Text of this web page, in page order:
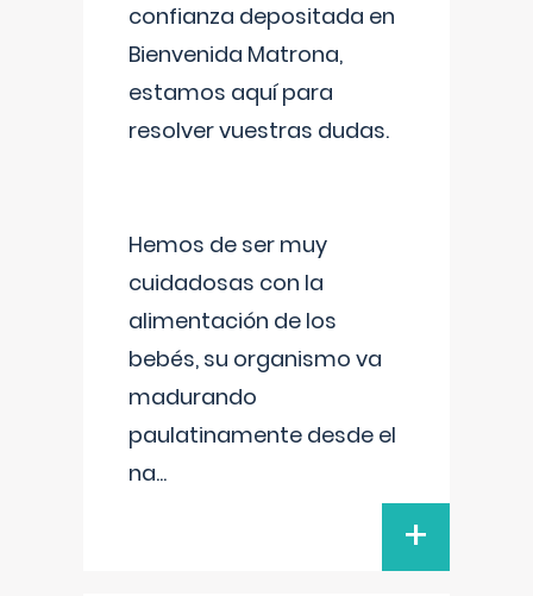
confianza depositada en
Bienvenida Matrona,
estamos aquí para
resolver vuestras dudas.
Hemos de ser muy
cuidadosas con la
alimentación de los
bebés, su organismo va
madurando
paulatinamente desde el
na...
+